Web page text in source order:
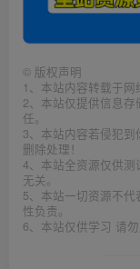
© 版权声明
1、本站内容转载于网
2、本站仅提供信息
任。
3、本站内容若侵犯
删除处理！
4、本站全资源仅供
无关。
5、本站一切资源不
性负责。
6、本站仅供学习 请